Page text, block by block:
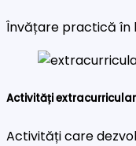
Învățare practică în
Activități
Activități care